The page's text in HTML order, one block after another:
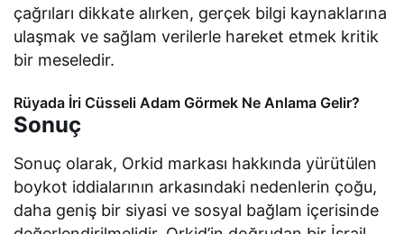
çağrıları dikkate alırken, gerçek bilgi kaynaklarına
ulaşmak ve sağlam verilerle hareket etmek kritik
bir meseledir.
Rüyada İri Cüsseli Adam Görmek Ne Anlama Gelir?
Sonuç
Sonuç olarak, Orkid markası hakkında yürütülen
boykot iddialarının arkasındaki nedenlerin çoğu,
daha geniş bir siyasi ve sosyal bağlam içerisinde